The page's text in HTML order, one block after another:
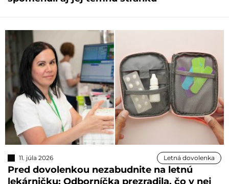
11. júla 2026 Letná dovolenka
Pred dovolenkou nezabudnite na letnú
lekárničku: Odborníčka prezradila, čo v nej